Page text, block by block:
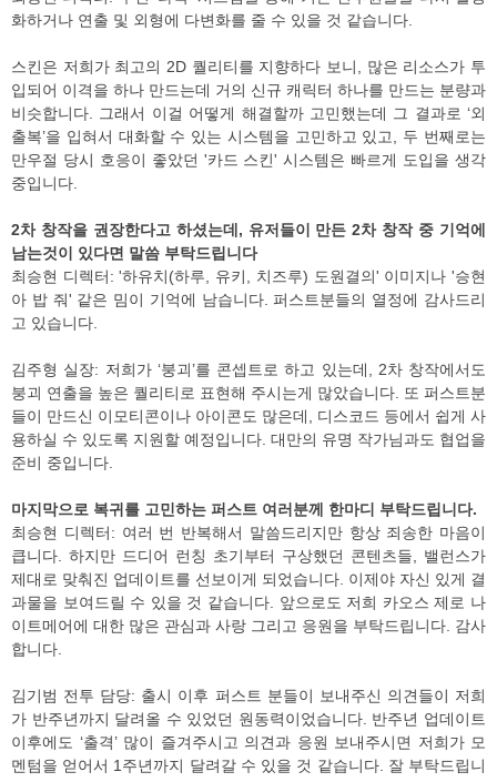
화하거나 연출 및 외형에 다변화를 줄 수 있을 것 같습니다.
스킨은 저희가 최고의 2D 퀄리티를 지향하다 보니, 많은 리소스가 투
입되어 이격을 하나 만드는데 거의 신규 캐릭터 하나를 만드는 분량과
비슷합니다. 그래서 이걸 어떻게 해결할까 고민했는데 그 결과로 ‘외
출복’을 입혀서 대화할 수 있는 시스템을 고민하고 있고, 두 번째로는
만우절 당시 호응이 좋았던 '카드 스킨' 시스템은 빠르게 도입을 생각
중입니다.
2차 창작을 권장한다고 하셨는데, 유저들이 만든 2차 창작 중 기억에
남는것이 있다면 말씀 부탁드립니다
최승현 디렉터: '하유치(하루, 유키, 치즈루) 도원결의' 이미지나 '승현
아 밥 줘' 같은 밈이 기억에 남습니다. 퍼스트분들의 열정에 감사드리
고 있습니다.
김주형 실장: 저희가 ‘붕괴’를 콘셉트로 하고 있는데, 2차 창작에서도
붕괴 연출을 높은 퀄리티로 표현해 주시는게 많았습니다. 또 퍼스트분
들이 만드신 이모티콘이나 아이콘도 많은데, 디스코드 등에서 쉽게 사
용하실 수 있도록 지원할 예정입니다. 대만의 유명 작가님과도 협업을
준비 중입니다.
마지막으로 복귀를 고민하는 퍼스트 여러분께 한마디 부탁드립니다.
최승현 디렉터: 여러 번 반복해서 말씀드리지만 항상 죄송한 마음이
큽니다. 하지만 드디어 런칭 초기부터 구상했던 콘텐츠들, 밸런스가
제대로 맞춰진 업데이트를 선보이게 되었습니다. 이제야 자신 있게 결
과물을 보여드릴 수 있을 것 같습니다. 앞으로도 저희 카오스 제로 나
이트메어에 대한 많은 관심과 사랑 그리고 응원을 부탁드립니다. 감사
합니다.
김기범 전투 담당: 출시 이후 퍼스트 분들이 보내주신 의견들이 저희
가 반주년까지 달려올 수 있었던 원동력이었습니다. 반주년 업데이트
이후에도 ‘출격’ 많이 즐겨주시고 의견과 응원 보내주시면 저희가 모
멘텀을 얻어서 1주년까지 달려갈 수 있을 것 같습니다. 잘 부탁드립니